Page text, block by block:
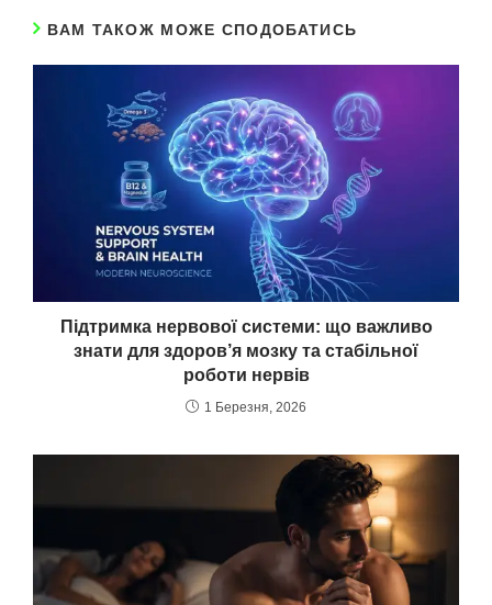
ВАМ ТАКОЖ МОЖЕ СПОДОБАТИСЬ
Підтримка нервової системи: що важливо
знати для здоров’я мозку та стабільної
роботи нервів
1 Березня, 2026